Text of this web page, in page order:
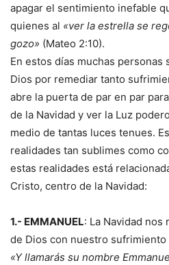
apagar el sentimiento inefable
quienes al «ver la estrella se
gozo» (Mateo 2:10).
En estos días muchas personas
Dios por remediar tanto
abre la puerta de par en par
de la Navidad y ver la Luz
medio de tantas luces tenues.
realidades tan sublimes como
estas realidades está
Cristo, centro de la Navidad:
1.- EMMANUEL: La Navidad
de Dios con nuestro sufrimiento
«Y llamarás su nombre